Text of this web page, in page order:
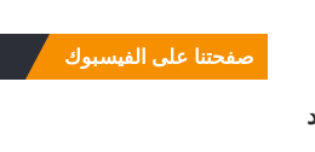
صفحتنا على الفيسبوك